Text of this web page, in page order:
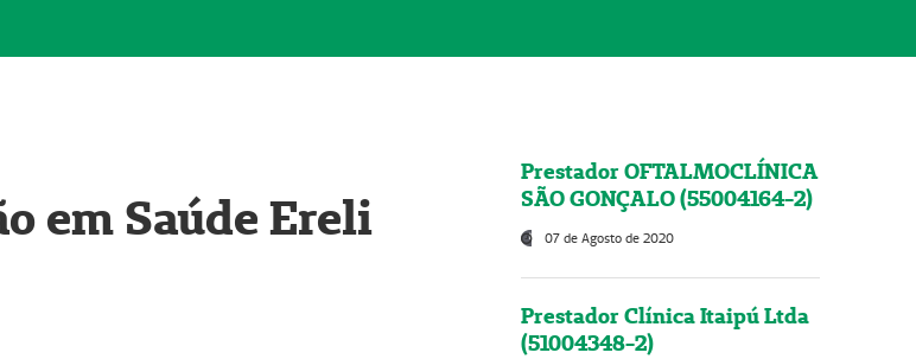
em Saúde Ereli
Prestador OFTALMOCLÍNICA
SÃO GONÇALO (55004164-2)
07 de Agosto de 2020
Prestador Clínica Itaipú Ltda
(51004348-2)